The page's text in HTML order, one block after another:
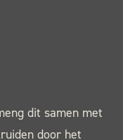
dit samen met
door het